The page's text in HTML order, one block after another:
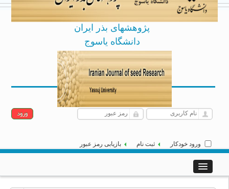
پژوهشهای بذر ایران
دانشگاه یاسوج
|
English
[Archive ]
ورود خودکار ثبت نام بازیابی رمز عبور